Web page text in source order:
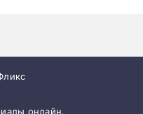
онлайн.